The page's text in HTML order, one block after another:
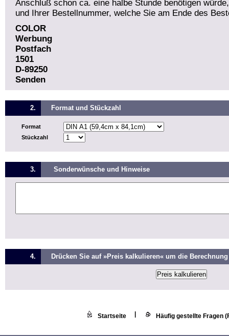
Anschluß schon ca. eine halbe Stunde benötigen
und Ihrer Bestellnummer, welche Sie am Ende des
COLOR
Werbung
Postfach
1501
D-89250
Senden
2. Format und Stückzahl
Format
Stückzahl
3. Sonderwünsche und Hinweise
4. Drücken Sie auf »Preis kalkulieren« um die
Startseite Häufig gestellte Fragen